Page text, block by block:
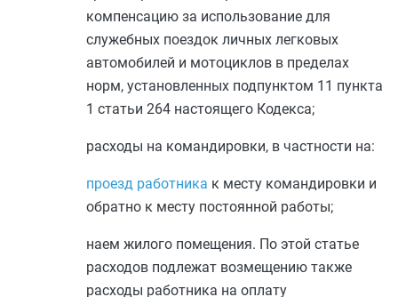
компенсацию за использование для
служебных поездок личных легковых
автомобилей и мотоциклов в пределах
норм, установленных подпунктом 11 пункта
1 статьи 264 настоящего Кодекса;
расходы на командировки, в частности на:
проезд работника к месту командировки и
обратно к месту постоянной работы;
наем жилого помещения. По этой статье
расходов подлежат возмещению также
расходы работника на оплату